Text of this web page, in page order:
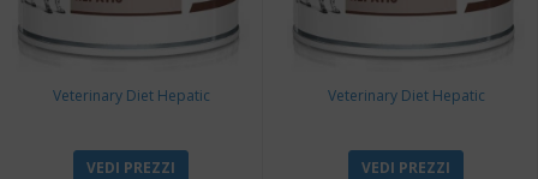
Veterinary Diet Hepatic
VEDI PREZZI
Veterinary Diet Hepatic
VEDI PREZZI